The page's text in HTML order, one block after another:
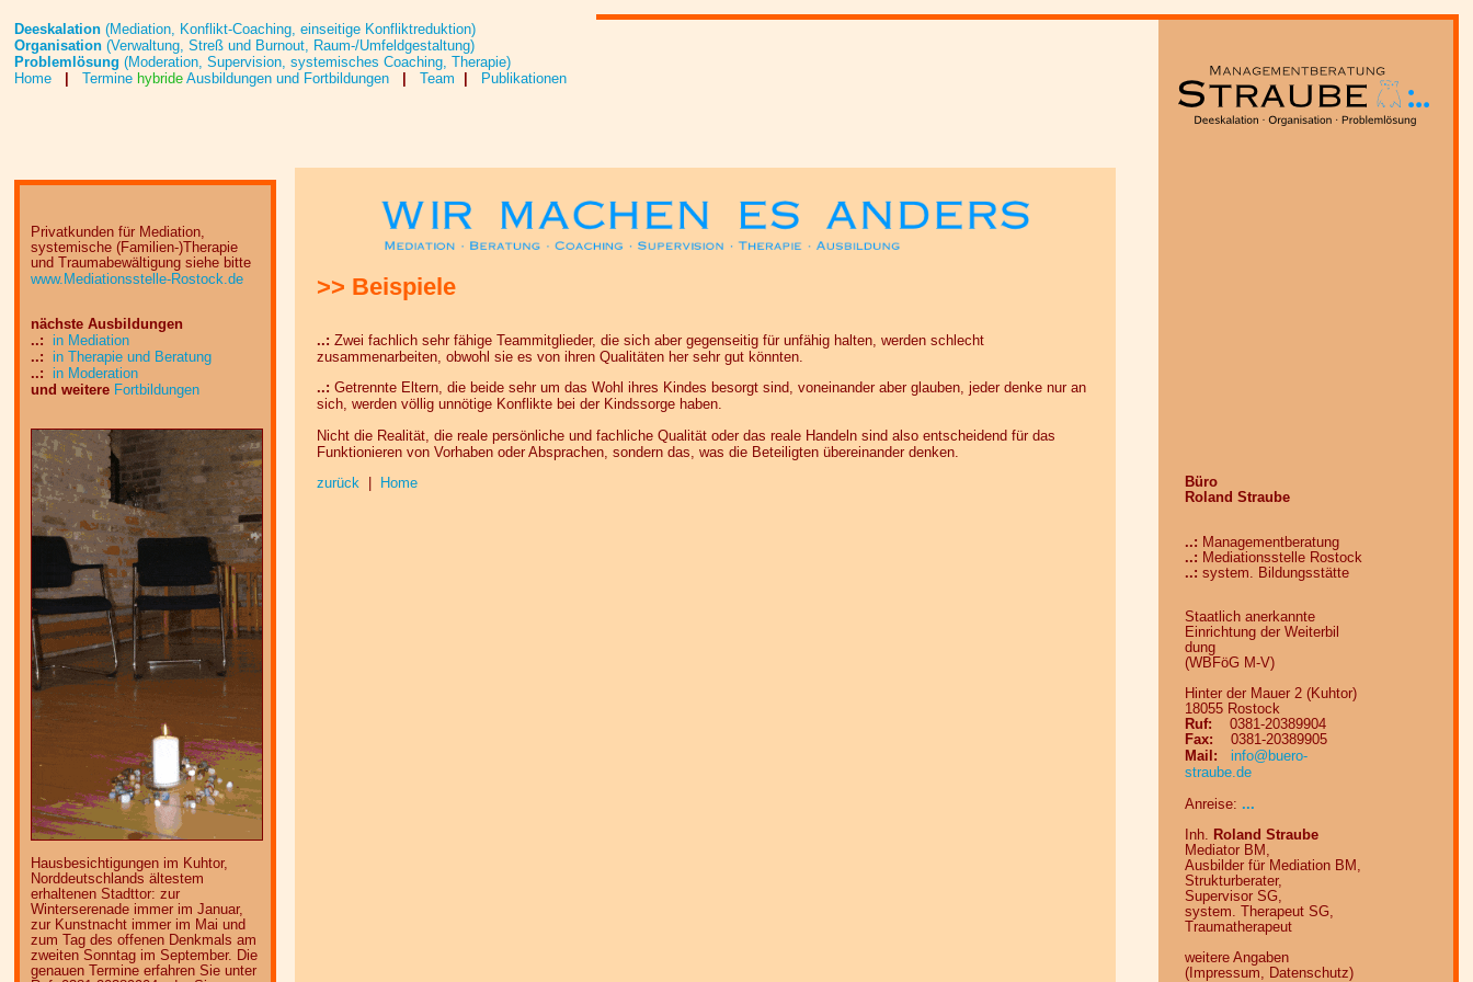
Deeskalation(Mediation, Konflikt-Coaching, einseitige Konfliktreduktion)
Organisation(Verwaltung, Streß und Burnout, Raum-/Umfeldgestaltung)
Problemlösung(Moderation, Supervision, systemisches Coaching, Therapie)
Home
Termine hybrideAusbildungen und Fortbildungen Team Publikationen
>> Beispiele
..: Zwei fachlich sehr fähige Teammitglieder, die sich aber gegenseitig für unfähig halten, werden schlecht
zusammenarbeiten, obwohl sie es von ihren Qualitäten her sehr gut könnten.
..: Getrennte Eltern, die beide sehr um das Wohl ihres Kindes besorgt sind, voneinander aber glauben, jeder denke nur an
sich, werden völlig unnötige Konflikte bei der Kindssorge haben.
Nicht die Realität, die reale persönliche und fachliche Qualität oder das reale Handeln sind also entscheidend für das
Funktionieren von Vorhaben oder Absprachen, sondern das, was die Beteiligten übereinander denken.
zurück| Home
Privatkunden für Mediation,
systemische (Familien-)Therapie
und Traumabewältigung siehe bitte
www.Mediationsstelle-Rostock.de
nächste Ausbildungen
..: in Mediation
..: in Therapie und Beratung
..: in Moderation
und weitere Fortbildungen
Hausbesichtigungen im Kuhtor,
Norddeutschlands ältestem
erhaltenen Stadttor: zur
Winterserenade immer im Januar,
zur Kunstnacht immer im Mai und
zum Tag des offenen Denkmals am
zweiten Sonntag im September. Die
genauen Termine erfahren Sie unter
Büro
Roland Straube
..: Managementberatung
..: Mediationsstelle Rostock
..: system. Bildungsstätte
Staatlich anerkannte
Einrichtung der Weiterbil
dung
(WBFöG M-V)
Hinter der Mauer 2 (Kuhtor)
18055 Rostock
Ruf:
0381-20389904
Fax:
0381-20389905
Mail:
info@ buero-
straube.de
Anreise:...
Inh. Roland Straube
Mediator BM,
Ausbilder für Mediation BM,
Strukturberater,
Supervisor SG,
system. Therapeut SG,
Traumatherapeut
weitere Angaben
(Impressum, Datenschutz)